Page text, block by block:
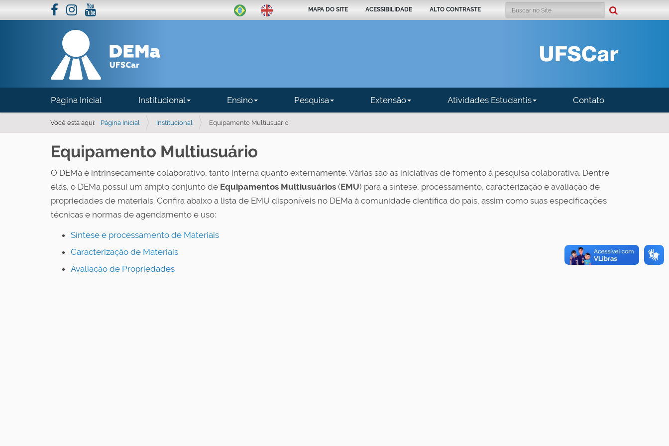
Busca
MAPA DO SITE ACESSIBILIDADE ALTO CONTRASTE
Página Inicial Institucional Ensino Pesquisa Extensão Atividades Estudantis Contato
Você está aqui: Página Inicial Institucional Equipamento Multiusuário
Equipamento Multiusuário
O DEMa é intrinsecamente colaborativo, tanto interna quanto externamente. Várias são as iniciativas de fomento à pesquisa colaborativa. Dentre
elas, o DEMa possui um amplo conjunto de Equipamentos Multiusuários (EMU) para a síntese, processamento, caracterização e avaliação de
propriedades de materiais. Confira abaixo a lista de EMU disponíveis no DEMa à comunidade científica do país, assim como suas especificações
técnicas e normas de agendamento e uso:
Síntese e processamento de Materiais
Caracterização de Materiais
Avaliação de Propriedades